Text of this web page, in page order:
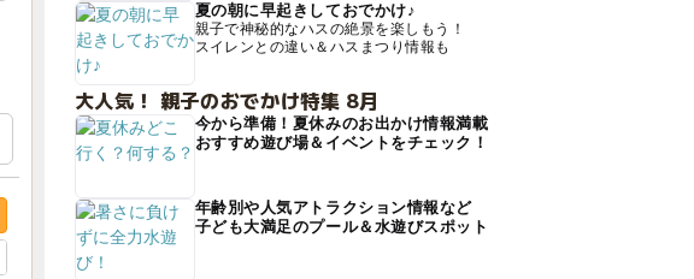
夏の朝に早起きしておでかけ♪
親子で神秘的なハスの絶景を楽しもう！
スイレンとの違い＆ハスまつり情報も
大人気！ 親子のおでかけ特集 8月
今から準備！夏休みのお出かけ情報満載
おすすめ遊び場＆イベントをチェック！
年齢別や人気アトラクション情報など
子ども大満足のプール＆水遊びスポット